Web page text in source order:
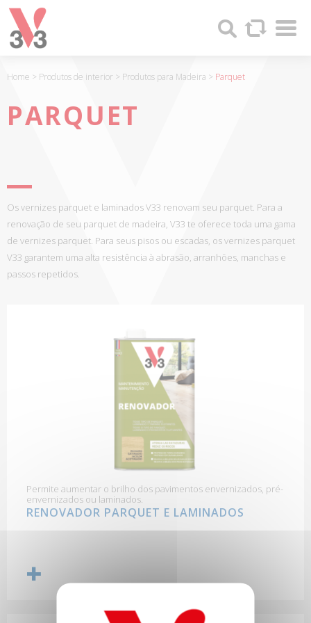
V33
FABRICANTE
PRODUCTOS
MADERA
Search
Home > Produtos de interior > Produtos para Madeira > Parquet
PARQUET
Os vernizes parquet e laminados V33 renovam seu parquet. Para a
renovação de seu parquet de madeira, V33 te oferece toda uma gama
de vernizes parquet. Para seus pisos ou escadas, os vernizes parquet
V33 garantem uma alta resistência à abrasão, arranhões, manchas e
passos repetidos.
Permite aumentar o brilho dos pavimentos envernizados, pré-
envernizados ou laminados.
RENOVADOR PARQUET E LAMINADOS
Painel de Gerenciamento de Cookies